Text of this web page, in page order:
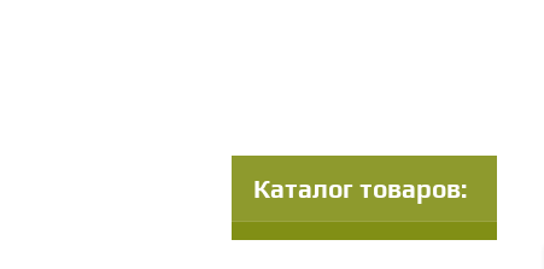
Каталог товаров: